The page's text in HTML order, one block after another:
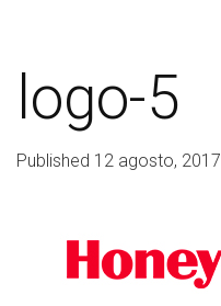
logo-5
Published 12 agosto, 2017